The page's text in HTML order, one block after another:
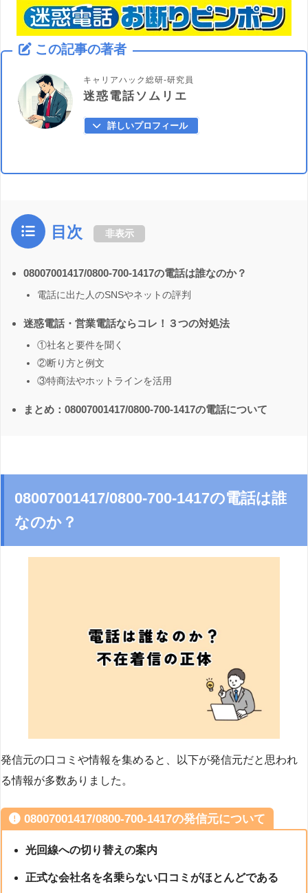
この記事の著者
キャリアハック総研-研究員
迷惑電話ソムリエ
詳しいプロフィール
目次 非表示
08007001417/0800-700-1417の電話は誰なのか？
電話に出た人のSNSやネットの評判
迷惑電話・営業電話ならコレ！３つの対処法
①社名と要件を聞く
②断り方と例文
③特商法やホットラインを活用
まとめ：08007001417/0800-700-1417の電話について
08007001417/0800-700-1417の電話は誰
なのか？
発信元の口コミや情報を集めると、以下が発信元だと思われ
る情報が多数ありました。
08007001417/0800-700-1417の発信元について
光回線への切り替えの案内
正式な会社名を名乗らない口コミがほとんどである